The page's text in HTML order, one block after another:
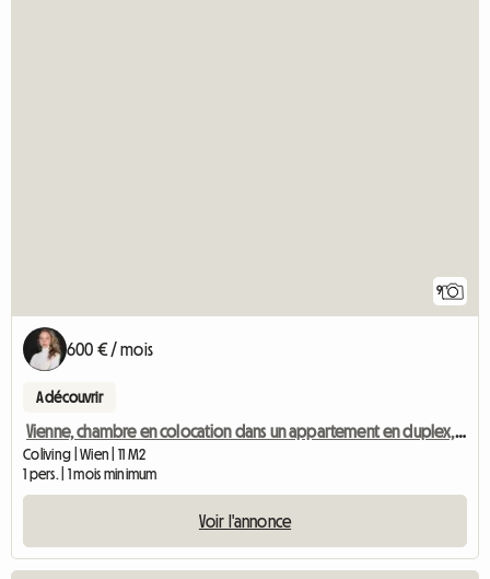
9
600 € / mois
A découvrir
Vienne, chambre en colocation dans un appartement en duplex, 15e arrondissement
Coliving | Wien | 11 M2
1 pers. | 1 mois minimum
Voir l'annonce